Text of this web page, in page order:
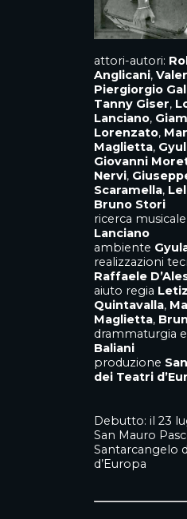
attori-autori:
Anglicani,
Piergiorgio
Tanny Giser,
Lanciano,
Lorenzato,
Maglietta,
Giovanni
Nervi,
Scaramella,
Bruno Stori
ricerca musicale
Lanciano
ambiente
realizzazioni
Raffaele
aiuto regia
Quintavalla,
Maglietta,
drammaturgia
Baliani
produzione
dei Teatri
Debutto: il 23
San Mauro
Santarcangelo
d’Europa